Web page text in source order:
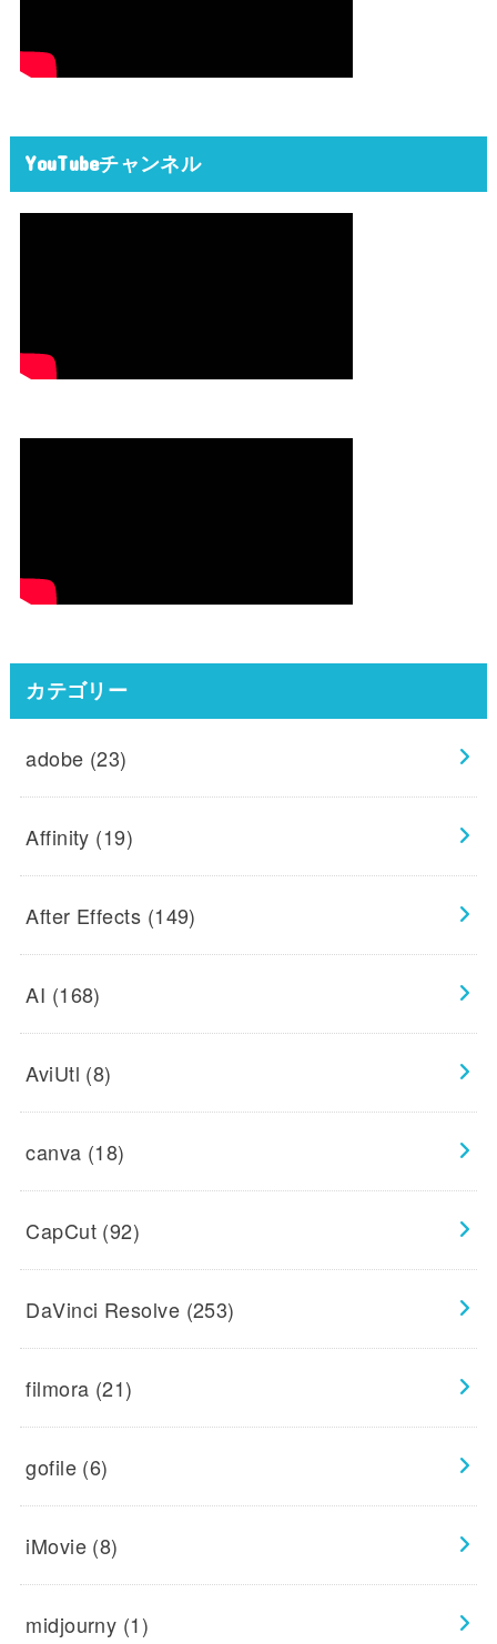
YouTubeチャンネル
カテゴリー
adobe (23)
Affinity (19)
After Effects (149)
AI (168)
AviUtl (8)
canva (18)
CapCut (92)
DaVinci Resolve (253)
filmora (21)
gofile (6)
iMovie (8)
midjourny (1)